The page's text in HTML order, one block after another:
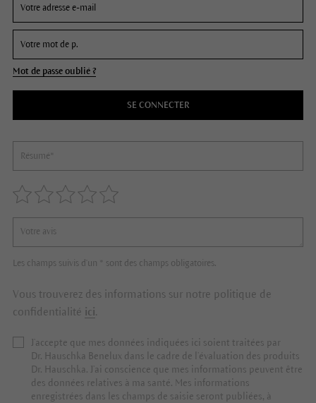
Mot de passe oublié ?
SE CONNECTER
Les champs suivis d'un * sont des champs obligatoires.
Vous trouverez des informations sur notre politique de
confidentialité ici.
J’accepte que mes données indiquées ici soient traitées par
Dr. Hauschka Benelux dans le cadre de l’évaluation des produits
Dr. Hauschka. J’ai conscience que mes informations peuvent être
des données relatives à ma santé. Mes informations
enregistrées dans les champs de saisie seront publiées, à